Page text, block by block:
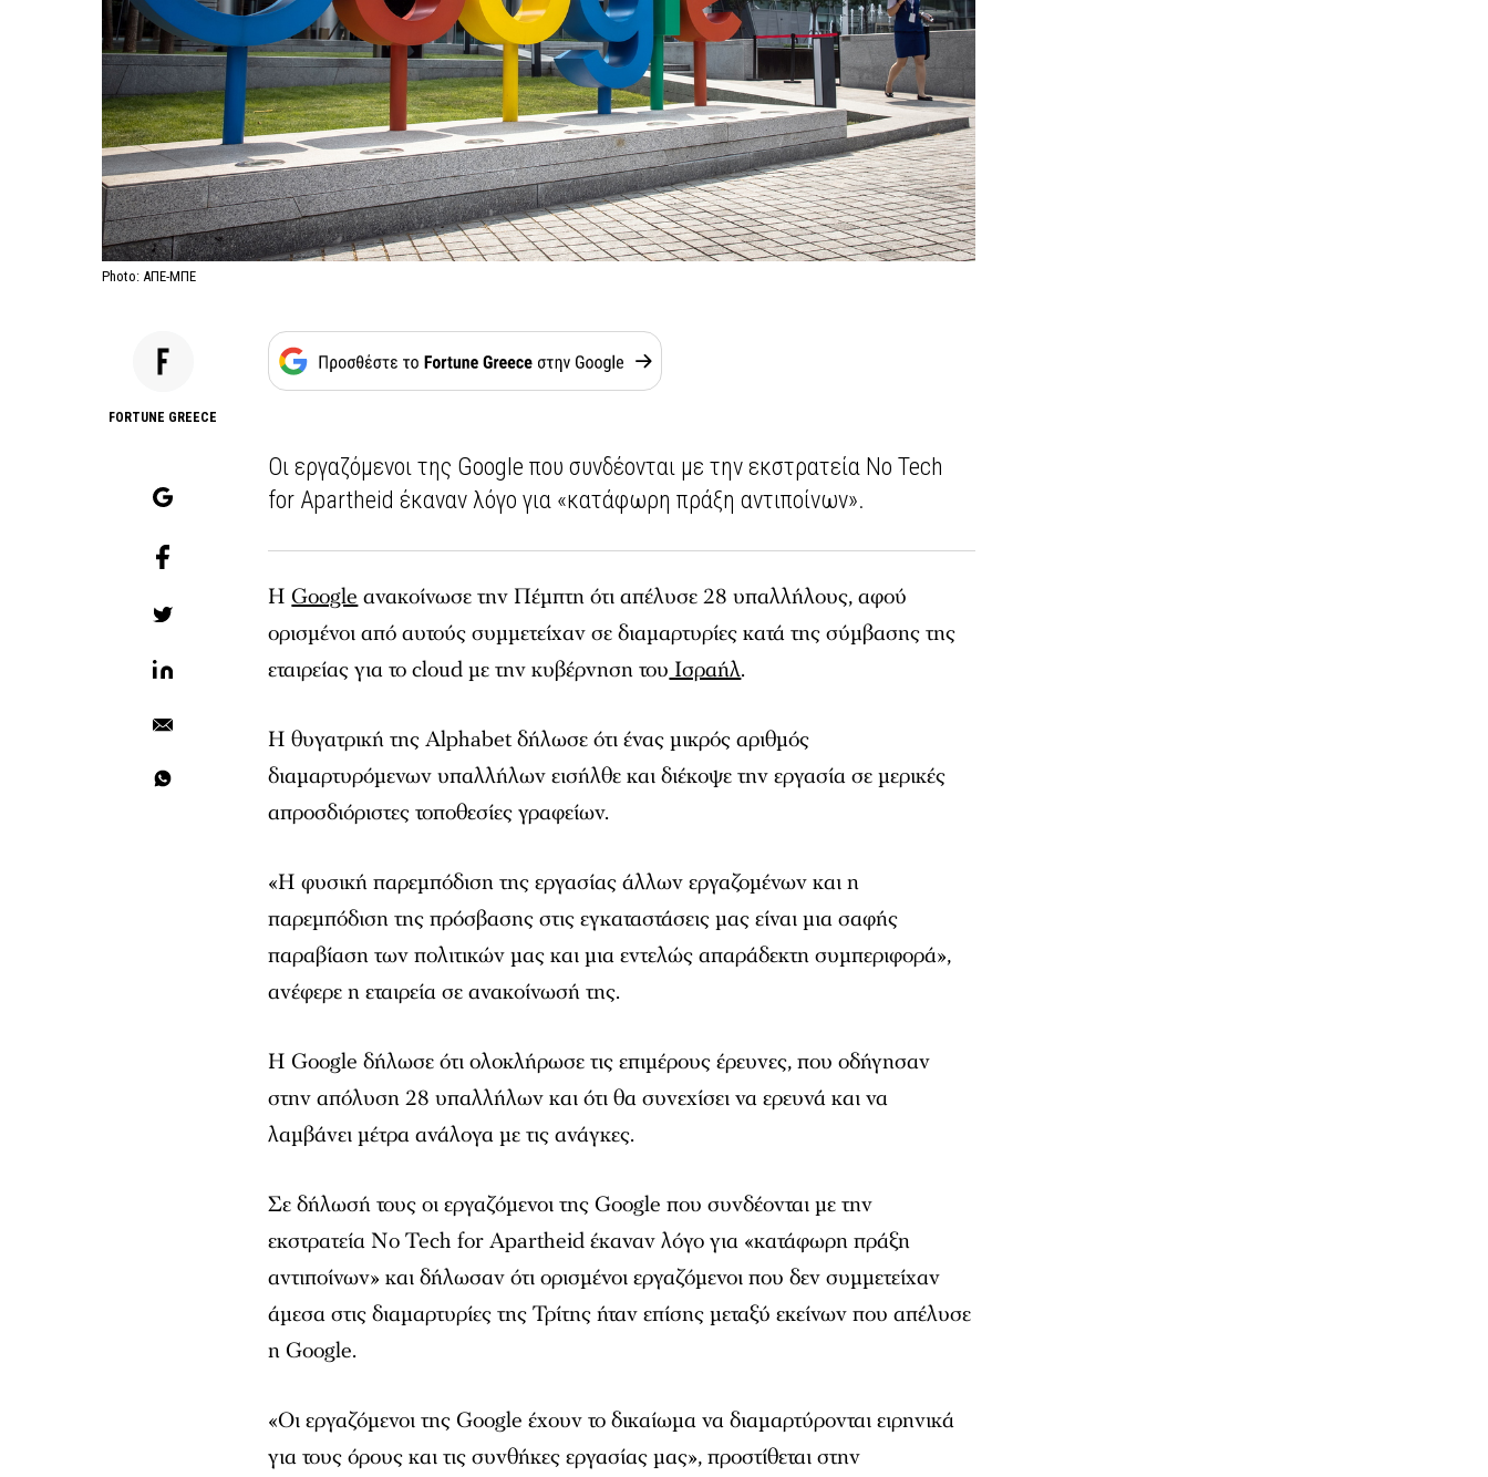
Photo: ΑΠΕ-ΜΠΕ
FORTUNE GREECE
Οι εργαζόμενοι της Google που συνδέονται με την εκστρατεία No Tech
for Apartheid έκαναν λόγο για «κατάφωρη πράξη αντιποίνων».
Η Google ανακοίνωσε την Πέμπτη ότι απέλυσε 28 υπαλλήλους, αφού
ορισμένοι από αυτούς συμμετείχαν σε διαμαρτυρίες κατά της σύμβασης της
εταιρείας για το cloud με την κυβέρνηση του Ισραήλ.
Η θυγατρική της Alphabet δήλωσε ότι ένας μικρός αριθμός
διαμαρτυρόμενων υπαλλήλων εισήλθε και διέκοψε την εργασία σε μερικές
απροσδιόριστες τοποθεσίες γραφείων.
«Η φυσική παρεμπόδιση της εργασίας άλλων εργαζομένων και η
παρεμπόδιση της πρόσβασης στις εγκαταστάσεις μας είναι μια σαφής
παραβίαση των πολιτικών μας και μια εντελώς απαράδεκτη συμπεριφορά»,
ανέφερε η εταιρεία σε ανακοίνωσή της.
Η Google δήλωσε ότι ολοκλήρωσε τις επιμέρους έρευνες, που οδήγησαν
στην απόλυση 28 υπαλλήλων και ότι θα συνεχίσει να ερευνά και να
λαμβάνει μέτρα ανάλογα με τις ανάγκες.
Σε δήλωσή τους οι εργαζόμενοι της Google που συνδέονται με την
εκστρατεία No Tech for Apartheid έκαναν λόγο για «κατάφωρη πράξη
αντιποίνων» και δήλωσαν ότι ορισμένοι εργαζόμενοι που δεν συμμετείχαν
άμεσα στις διαμαρτυρίες της Τρίτης ήταν επίσης μεταξύ εκείνων που απέλυσε
η Google.
«Οι εργαζόμενοι της Google έχουν το δικαίωμα να διαμαρτύρονται ειρηνικά
για τους όρους και τις συνθήκες εργασίας μας», προστίθεται στην